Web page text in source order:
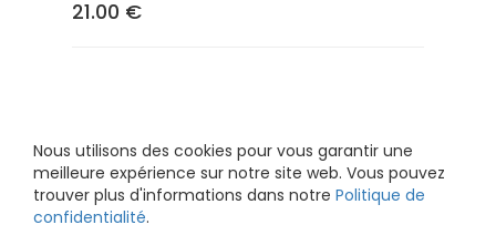
21.00 €
Nous utilisons des cookies pour vous garantir une
meilleure expérience sur notre site web. Vous pouvez
trouver plus d'informations dans notre Politique de
confidentialité.